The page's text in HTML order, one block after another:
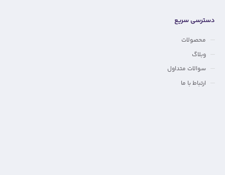
دسترسی سریع
محصولات
وبلاگ
سوالات متداول
ارتباط با ما